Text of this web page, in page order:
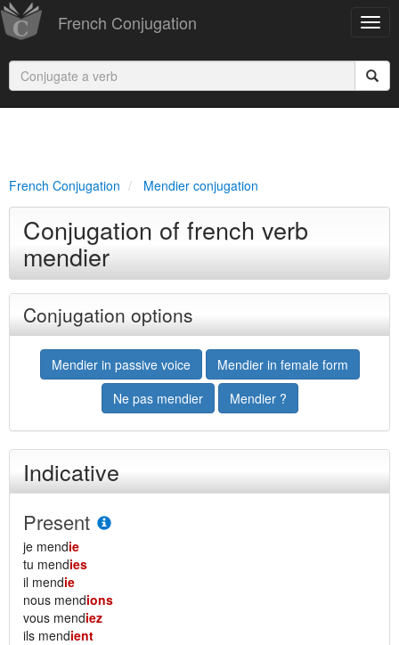
French Conjugation
French Conjugation Mendier conjugation
Conjugation of french verb
mendier
Conjugation options
Mendier in passive voice
Mendier in female form
Ne pas mendier
Mendier ?
Indicative
Present
je mendie
tu mendies
il mendie
nous mendions
vous mendiez
ils mendient